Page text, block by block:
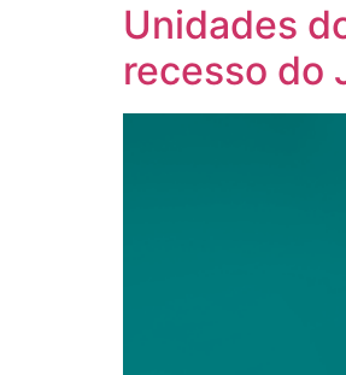
Unidades
recesso do